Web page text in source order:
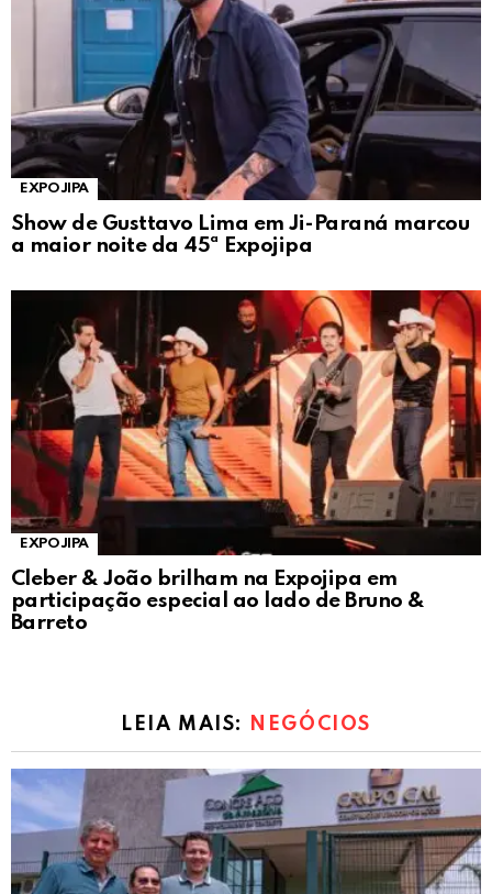
EXPOJIPA
Show de Gusttavo Lima em Ji-Paraná marcou
a maior noite da 45ª Expojipa
EXPOJIPA
Cleber & João brilham na Expojipa em
participação especial ao lado de Bruno &
Barreto
LEIA MAIS: NEGÓCIOS